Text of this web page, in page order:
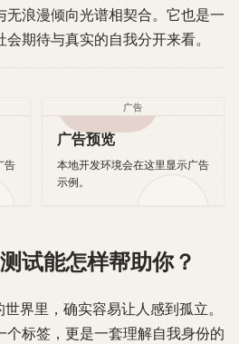
无浪漫倾向光谱相契合。它也是一
期待与真实的自我分开来看。
告
广告
广告预览
本地开发环境会在这里显示广告
示例。
试能怎样帮助你？
界里，确实容易让人感到孤立。
个标签，更是一套理解自我身份的